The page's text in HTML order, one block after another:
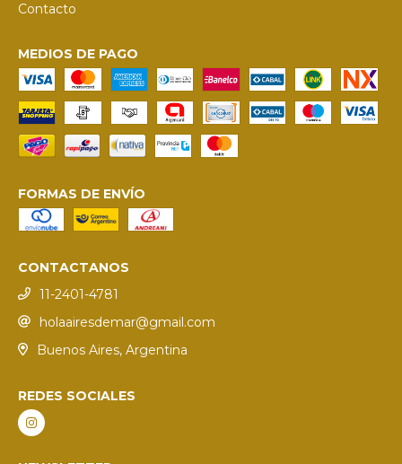
Contacto
MEDIOS DE PAGO
FORMAS DE ENVÍO
CONTACTANOS
11-2401-4781
holaairesdemar@gmail.com
Buenos Aires, Argentina
REDES SOCIALES